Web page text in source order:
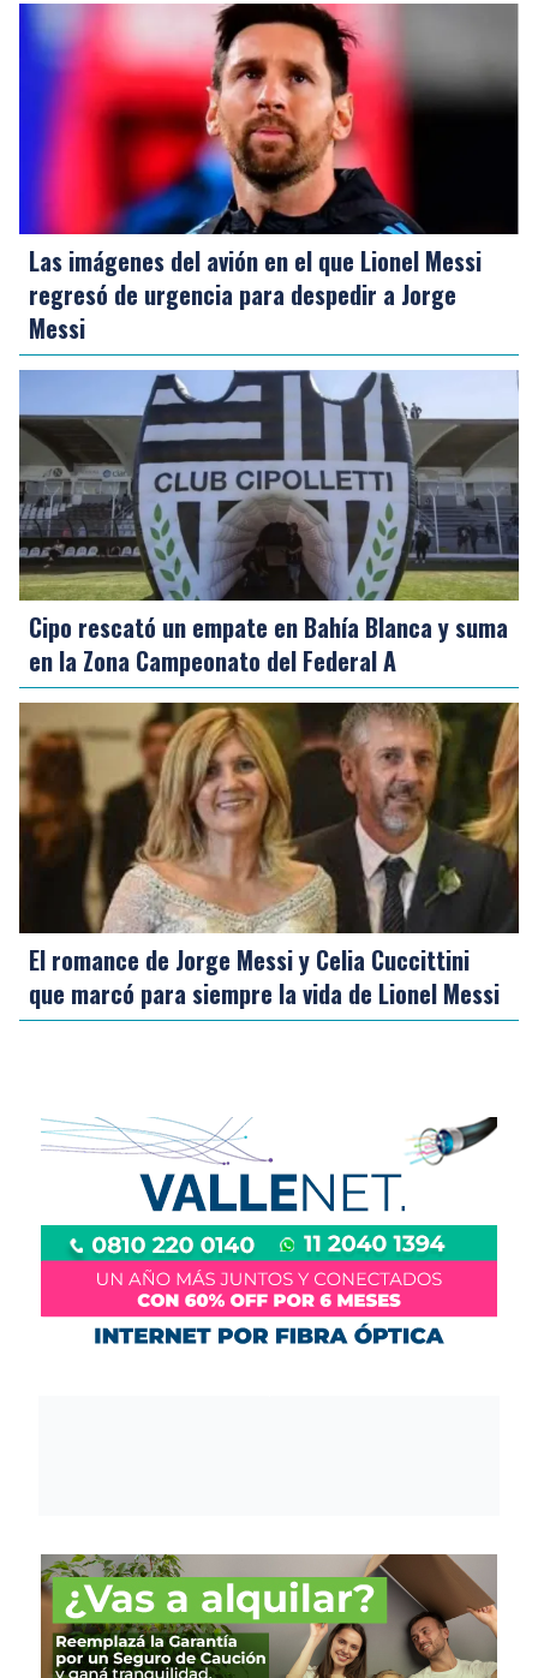
Las imágenes del avión en el que Lionel Messi
regresó de urgencia para despedir a Jorge
Messi
Cipo rescató un empate en Bahía Blanca y suma
en la Zona Campeonato del Federal A
El romance de Jorge Messi y Celia Cuccittini
que marcó para siempre la vida de Lionel Messi